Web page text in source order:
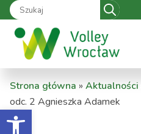
Otwórz pasek narzędzi
Search
for:
Strona główna » Aktualności
odc. 2 Agnieszka Adamek